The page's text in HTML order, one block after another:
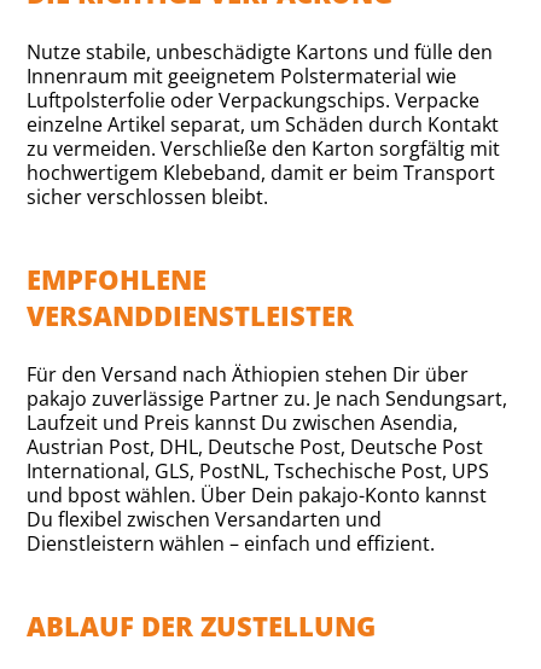
Nutze stabile, unbeschädigte Kartons und fülle den
Innenraum mit geeignetem Polstermaterial wie
Luftpolsterfolie oder Verpackungschips. Verpacke
einzelne Artikel separat, um Schäden durch Kontakt
zu vermeiden. Verschließe den Karton sorgfältig mit
hochwertigem Klebeband, damit er beim Transport
sicher verschlossen bleibt.
EMPFOHLENE
VERSANDDIENSTLEISTER
Für den Versand nach Äthiopien stehen Dir über
pakajo zuverlässige Partner zu. Je nach Sendungsart,
Laufzeit und Preis kannst Du zwischen Asendia,
Austrian Post, DHL, Deutsche Post, Deutsche Post
International, GLS, PostNL, Tschechische Post, UPS
und bpost wählen. Über Dein pakajo-Konto kannst
Du flexibel zwischen Versandarten und
Dienstleistern wählen – einfach und effizient.
ABLAUF DER ZUSTELLUNG